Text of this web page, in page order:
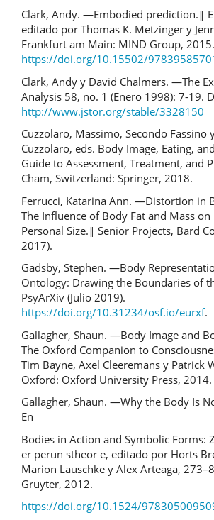
Clark, Andy. ―Embodied prediction.‖
editado por Thomas K. Metzinger y
Frankfurt am Main: MIND Group, 2015.
https://doi.org/10.15502/
Clark, Andy y David Chalmers. ―The
Analysis 58, no. 1 (Enero 1998): 7-19.
http://www.jstor.org/stable/3328150
Cuzzolaro, Massimo, Secondo Fassino
Cuzzolaro, eds. Body Image, Eating,
Guide to Assessment, Treatment, and
Cham, Switzerland: Springer, 2018.
Ferrucci, Katarina Ann. ―Distortion in
The Influence of Body Fat and Mass
Personal Size.‖ Senior Projects, Bard
2017).
Gadsby, Stephen. ―Body
Ontology: Drawing the Boundaries of
PsyArXiv (Julio 2019).
https://doi.org/10.31234/osf.io/eurxf.
Gallagher, Shaun. ―Body Image and
The Oxford Companion to
Tim Bayne, Axel Cleeremans y Patrick
Oxford: Oxford University Press, 2014.
Gallagher, Shaun. ―Why the Body Is
En
Bodies in Action and Symbolic Forms:
er perun stheor e, editado por Horts
Marion Lauschke y Alex Arteaga,
Gruyter, 2012.
https://doi.org/10.1524/